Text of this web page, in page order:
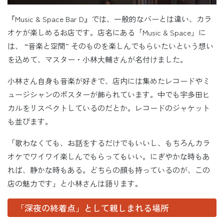
『Music & Space Bar D』では、一般的なバーとは違い、カラ
オケが楽しめるお店です。店名にある「Music & Space」に
は、 “音楽と空間” そのものを楽しんでもらいたいという想い
を込めて、マスター・小林大輔さんが名付けました。
小林さん自身も音楽が好きで、店内には集めたレコードやミ
ュージシャンのポスターが飾られています。中でも宇多田ヒ
カルをリスペクトしているのだとか。レコードのジャケット
も並びます。
「歌わなくても、お話をするだけでもいいし、もちろんカラ
オケでワイワイ楽しんでもらってもいい。にぎやかな時もあ
れば、静かな時もある。どちらの顔も持っているのが、この
店の魅力です」と小林さんは語ります。
「深夜の終着点」として親しまれる場所